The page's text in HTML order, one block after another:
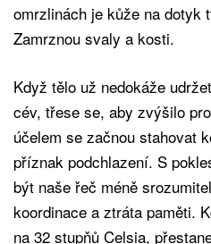
omrzlinách je kůže na dotyk
Zamrznou svaly a kosti.
Když tělo už nedokáže
cév, třese se, aby zvýšilo
účelem se začnou stahovat
příznak podchlazení. S
být naše řeč méně
koordinace a ztráta paměti.
na 32 stupňů Celsia,